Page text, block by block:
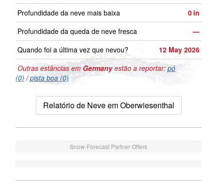
Profundidade da neve mais baixa
0 in
Profundidade da queda de neve fresca
—
Quando foi a última vez que nevou?
12 May 2026
Outras estâncias emGermanyestão a reportar: pó
(0) /pista boa (0)
Relatório de Neve em Oberwiesenthal
Snow-Forecast Partner Offers